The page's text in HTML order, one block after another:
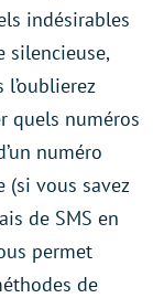
indésirables
silencieuse,
quels numéros
numéro
(si vous savez
de SMS en
permet
de